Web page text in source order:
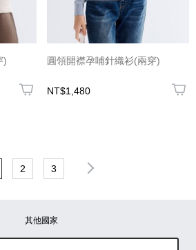
) 圓領開襟孕哺針織衫(兩穿)
NT$1,480
2 3
其他國家